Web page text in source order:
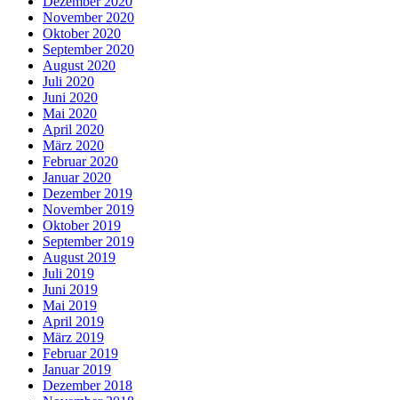
November 2020
Oktober 2020
September 2020
August 2020
Juli 2020
Juni 2020
Mai 2020
April 2020
März 2020
Februar 2020
Januar 2020
Dezember 2019
November 2019
Oktober 2019
September 2019
August 2019
Juli 2019
Juni 2019
Mai 2019
April 2019
März 2019
Februar 2019
Januar 2019
Dezember 2018